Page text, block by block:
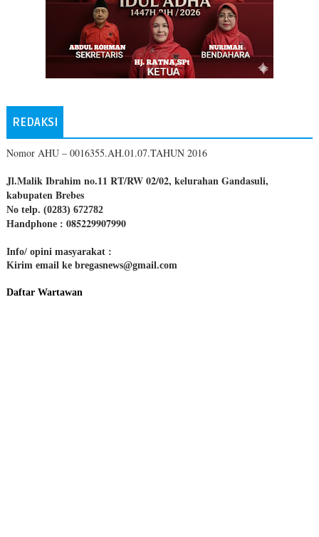
REDAKSI
Nomor AHU – 0016355.AH.01.07.TAHUN 2016
Jl.Malik Ibrahim no.11 RT/RW 02/02, kelurahan Gandasuli,
kabupaten Brebes
No telp. (0283) 672782
Handphone : 085229907990
Info/ opini masyarakat :
Kirim email ke bregasnews@gmail.com
Daftar Wartawan